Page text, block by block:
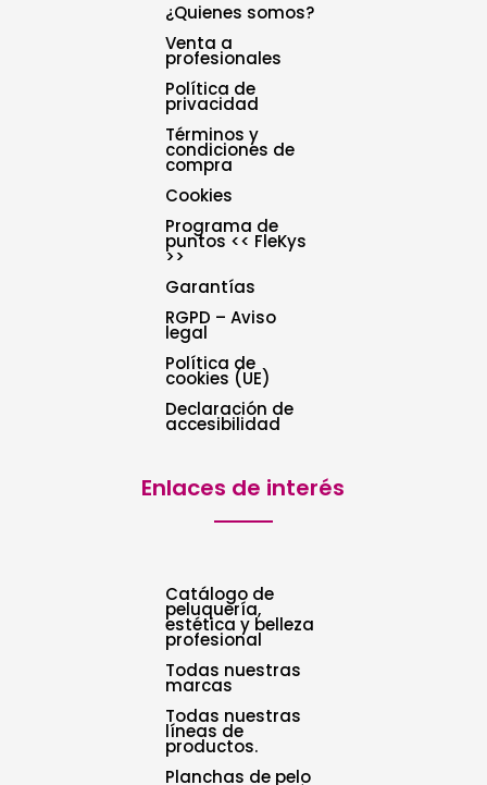
¿Quienes somos?
Venta a
profesionales
Política de
privacidad
Términos y
condiciones de
compra
Cookies
Programa de
puntos << FleKys
>>
Garantías
RGPD – Aviso
legal
Política de
cookies (UE)
Declaración de
accesibilidad
Enlaces de interés
Catálogo de
peluquería,
estética y belleza
profesional
Todas nuestras
marcas
Todas nuestras
líneas de
productos.
Planchas de pelo